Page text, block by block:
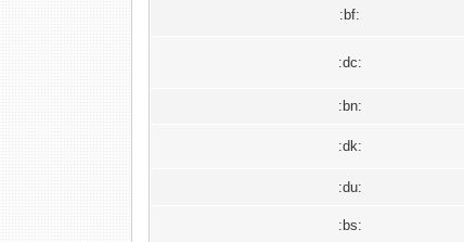
:bf:
:dc:
:bn:
:dk:
:du:
:bs: